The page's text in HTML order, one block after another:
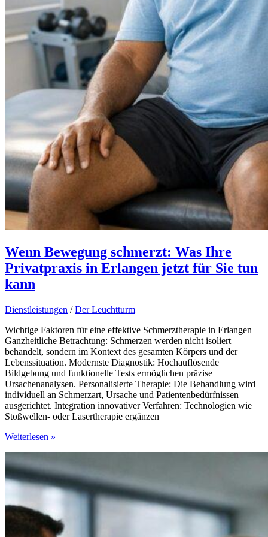
Wenn Bewegung schmerzt: Was Ihre
Privatpraxis in Erlangen jetzt für Sie tun
kann
Dienstleistungen /Der Leuchtturm
Wichtige Faktoren für eine effektive Schmerztherapie in Erlangen
Ganzheitliche Betrachtung: Schmerzen werden nicht isoliert
behandelt, sondern im Kontext des gesamten Körpers und der
Lebenssituation. Modernste Diagnostik: Hochauflösende
Bildgebung und funktionelle Tests ermöglichen präzise
Ursachenanalysen. Personalisierte Therapie: Die Behandlung wird
individuell an Schmerzart, Ursache und Patientenbedürfnissen
ausgerichtet. Integration innovativer Verfahren: Technologien wie
Stoßwellen- oder Lasertherapie ergänzen
Wenn
schmerzt:
Was
Ihre
Privatpraxis
Erlangen
Weiterlesen »